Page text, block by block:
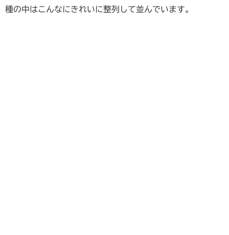
種の中はこんなにきれいに整列して並んでいます。